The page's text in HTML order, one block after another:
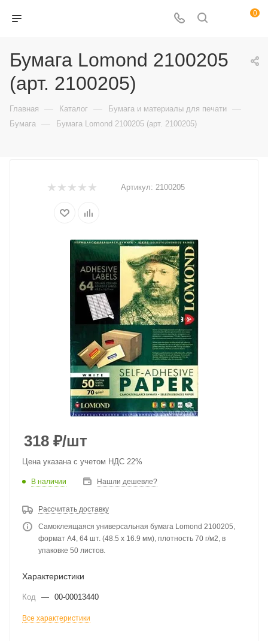
0
Бумага Lomond 2100205
(арт. 2100205)
Главная — Каталог — Бумага и материалы для печати —
Бумага — Бумага Lomond 2100205 (арт. 2100205)
Артикул: 2100205
318 ₽/шт
Цена указана с учетом НДС 22%
В наличии Нашли дешевле?
Рассчитать доставку
Самоклеящаяся универсальная бумага Lomond 2100205,
формат A4, 64 шт. (48.5 x 16.9 мм), плотность 70 г/м2, в
упаковке 50 листов.
Характеристики
Код — 00-00013440
Все характеристики